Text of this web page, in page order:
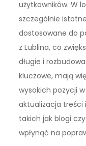
użytkowników. W
szczególnie
dostosowane do
z Lublina, co
długie i
kluczowe, mają
wysokich pozycji
aktualizacja treści
takich jak blogi
wpłynąć na